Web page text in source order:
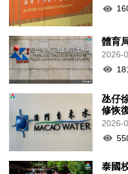
體育
2026-
氹仔
修恢
2026-
泰國